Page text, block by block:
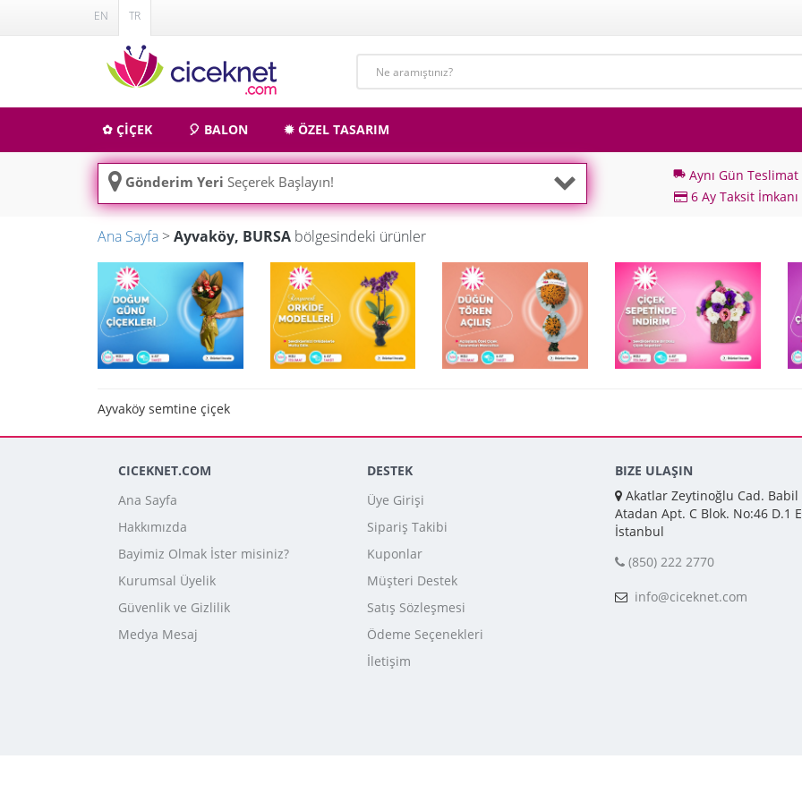
EN TR
✿ ÇİÇEK 🎈 BALON ✹ ÖZEL TASARIM
Gönderim Yeri Seçerek Başlayın! local_shipping Aynı Gün Teslimat
6 Ay Taksit İmkanı
Ana Sayfa >Ayvaköy, BURSA bölgesindeki ürünler
Ayvaköy semtine çiçek
CICEKNET.COM
Ana Sayfa
Hakkımızda
Bayimiz Olmak İster misiniz?
Kurumsal Üyelik
Güvenlik ve Gizlilik
Medya Mesaj
DESTEK
Üye Girişi
Sipariş Takibi
Kuponlar
Müşteri Destek
Satış Sözleşmesi
Ödeme Seçenekleri
İletişim
BIZE ULAŞIN
Akatlar Zeytinoğlu Cad. Babil
Atadan Apt. C Blok. No:46 D.1
İstanbul
(850) 222 2770
info@ciceknet.com